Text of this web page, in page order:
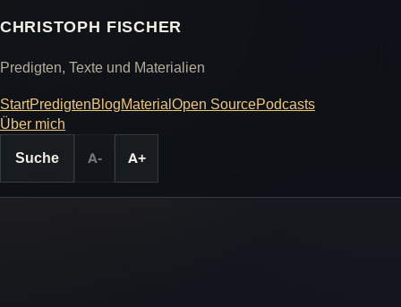
CHRISTOPH FISCHER
Predigten, Texte und Materialien
StartPredigtenBlogMaterialOpen SourcePodcasts
Über mich
Suche
A- A+